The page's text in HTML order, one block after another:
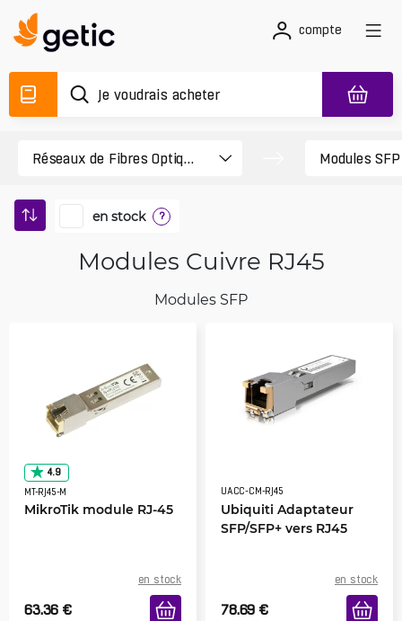
compte
en stock ?
Modules Cuivre RJ45
Modules SFP
4.9
MT-RJ45-M
MikroTik module RJ-45
en stock
63.36 €
UACC-CM-RJ45
Ubiquiti Adaptateur
SFP/SFP+ vers RJ45
en stock
78.69 €